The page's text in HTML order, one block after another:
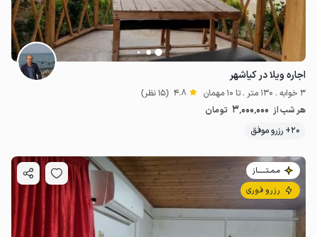
اجاره ویلا در کیاشهر
3 خوابه . 130 متر . تا 10 مهمان 4.8 (15 نظر)
هر شب از 3٬000٬000 تومان
20+ رزرو موفق
مـمـتــــــاز
رزرو فوری